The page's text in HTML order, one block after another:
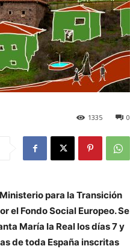
0
1335
para la Transición
el Fondo Social Europeo. Se
María la Real los días 7 y
de toda España inscritas